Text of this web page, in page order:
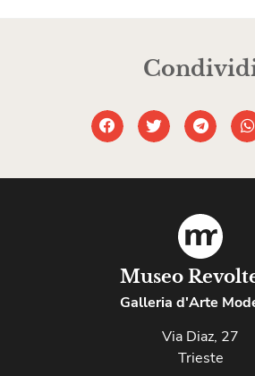
Museo
Galleria d'Arte
Via Diaz, 27
Trieste